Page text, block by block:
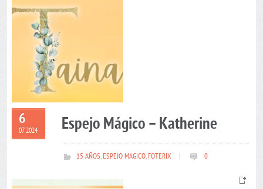
6
07 2024 Espejo Mágico – Katherine
15 AÑOS,ESPEJO MAGICO,FOTERIX 0